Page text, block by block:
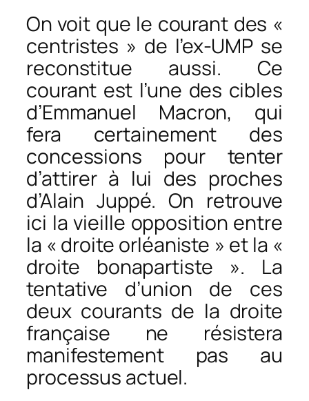
On voit que le courant des «
centristes » de l’ex-UMP se
reconstitue aussi. Ce
courant est l’une des cibles
d’Emmanuel Macron, qui
fera certainement des
concessions pour tenter
d’attirer à lui des proches
d’Alain Juppé. On retrouve
ici la vieille opposition entre
la « droite orléaniste » et la «
droite bonapartiste ». La
tentative d’union de ces
deux courants de la droite
française ne résistera
manifestement pas au
processus actuel.